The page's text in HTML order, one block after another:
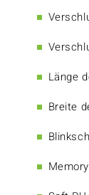
Länge
Breite